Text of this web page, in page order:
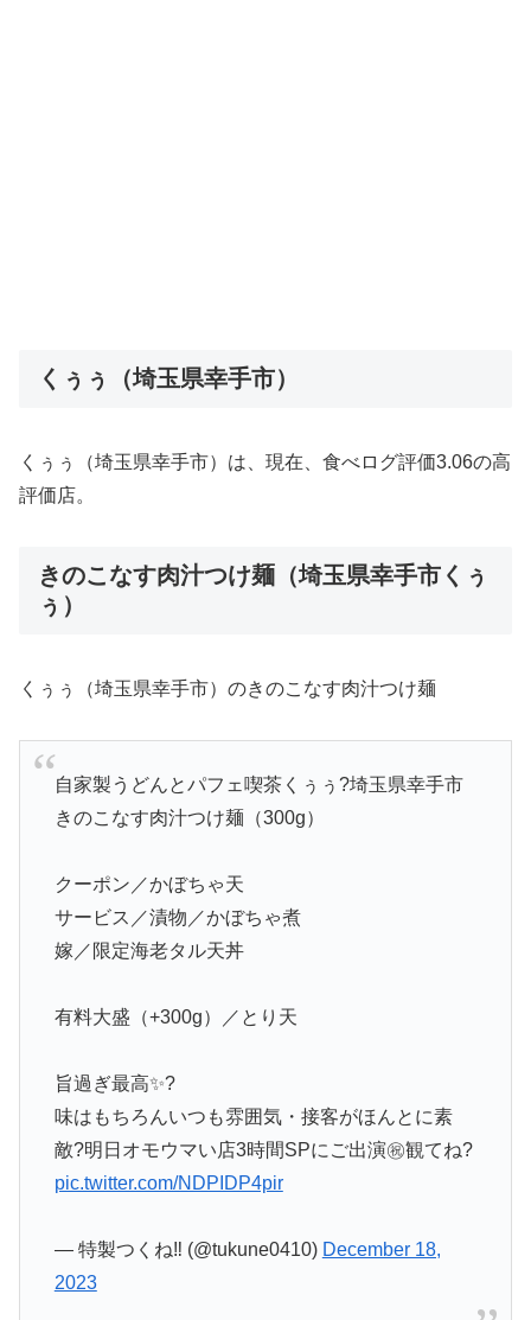
くぅぅ（埼玉県幸手市）
くぅぅ（埼玉県幸手市）は、現在、食べログ評価3.06の高
評価店。
きのこなす肉汁つけ麺（埼玉県幸手市くぅ
ぅ）
くぅぅ（埼玉県幸手市）のきのこなす肉汁つけ麺
自家製うどんとパフェ喫茶くぅぅ?埼玉県幸手市
きのこなす肉汁つけ麺（300g）
クーポン／かぼちゃ天
サービス／漬物／かぼちゃ煮
嫁／限定海老タル天丼
有料大盛（+300g）／とり天
旨過ぎ最高✨?
味はもちろんいつも雰囲気・接客がほんとに素
敵?明日オモウマい店3時間SPにご出演㊗️観てね?
pic.twitter.com/NDPIDP4pir
— 特製つくね‼️ (@tukune0410) December 18,
2023